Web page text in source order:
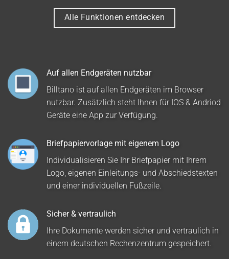
Alle Funktionen entdecken
Auf allen Endgeräten nutzbar
Billtano ist auf allen Endgeräten im Browser
nutzbar. Zusätzlich steht Ihnen für IOS & Andriod
Geräte eine App zur Verfügung.
Briefpapiervorlage mit eigenem Logo
Individualisieren Sie Ihr Briefpapier mit Ihrem
Logo, eigenen Einleitungs- und Abschiedstexten
und einer individuellen Fußzeile.
Sicher & vertraulich
Ihre Dokumente werden sicher und vertraulich in
einem deutschen Rechenzentrum gespeichert.